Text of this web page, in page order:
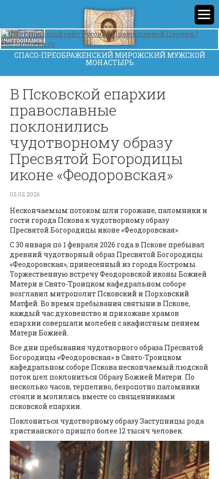
СПАСО-ПРЕОБРАЖЕНСКИЙ МИРОЖСКИЙ МУЖСКОЙ
МОНАСТЫРЬ
В Псковской епархии
православные
поклонились
чудотворному образу
Пресвятой Богородицы
иконе «Феодоровская»
02.02.2026
Нескончаемым потоком шли горожане, паломники и
гости города Пскова к чудотворному образу
Пресвятой Богородицы иконе «Феодоровская»
С 30 января по 1 февраля 2026 года в Пскове пребывал
древний чудотворный образ Пресвятой Богородицы
«Феодоровская», принесенный из города Костромы.
Торжественную встречу Феодоровской иконы Божией
Матери в Свято-Троицком кафедральном соборе
возглавил митрополит Псковский и Порховский
Матфей. Во время пребывания святыни в Пскове,
каждый час духовенство и прихожане храмов
епархии совершали молебен с акафистным пением
Матери Божией.
Все дни пребывания чудотворного образа Пресвятой
Богородицы «Феодоровская» в Свято-Троицком
кафедральном соборе Пскова нескончаемый людской
поток шел поклониться Образу Божией Матери. По
несколько часов, терпеливо, безропотно паломники
стояли и молились вместе со священниками
псковской епархии.
Поклониться чудотворному образу Заступницы рода
христианского пришло более 12 тысяч человек.